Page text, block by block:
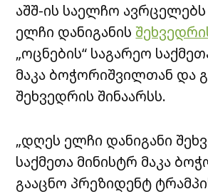
აშშ-ის საელჩო ავრცელებს
ელჩი დანიგანის
„ოცნების“ საგარეო
მაკა ბოჭორიშვილთან და
შეხვედრის შინაარსს.
„დღეს ელჩი დანიგანი
საქმეთა მინისტრ მაკა
გააცნო პრეზიდენტ